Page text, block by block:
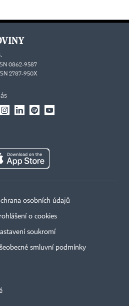
0862-9587
2787-950X
osobních údajů
o cookies
soukromí
smluvní podmínky